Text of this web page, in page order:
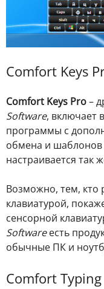
Comfort Keys
Comfort Keys Pro–
Software, включает
программы с
обмена и шаблонов
настраивается так
Возможно, тем, кто
клавиатурой,
сенсорной
Softwareесть
обычные ПК и
Comfort